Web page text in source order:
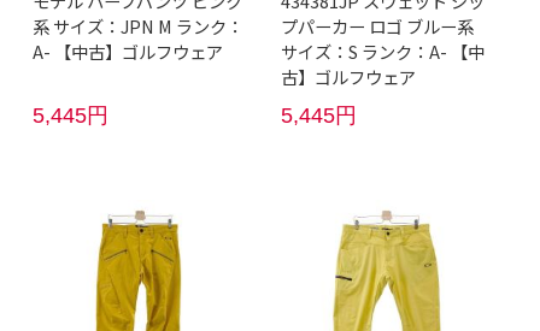
系 サイズ：JPN M ランク：
A- 【中古】ゴルフウェア
5,445円
プパーカー ロゴ ブルー系
サイズ：S ランク：A- 【中
古】ゴルフウェア
5,445円